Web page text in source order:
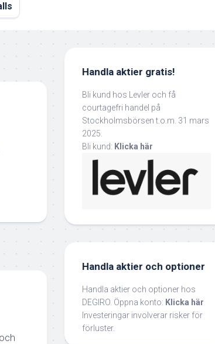
Handla aktier gratis!
Bli kund hos Levler och få
courtagefri handel på
Stockholmsbörsen t.o.m. 31 mars
2025.
Bli kund: Klicka här
Handla aktier och optioner
Handla aktier och optioner hos
DEGIRO. Öppna konto: Klicka här
Investeringar involverar risker för
förluster.